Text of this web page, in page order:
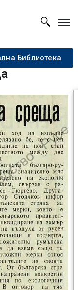
Библиотека